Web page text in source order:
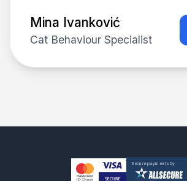
Mina Ivanković
Cat Behaviour Specialist